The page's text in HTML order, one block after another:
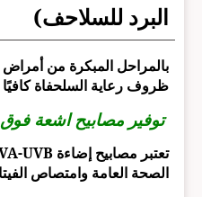
البرد للسلاحف)
بالمراحل المبكرة من أمراض
ظروف رعاية السلحفاة كافيًا
توفير مصابيح اشعة
الصحة العامة وامتصاص